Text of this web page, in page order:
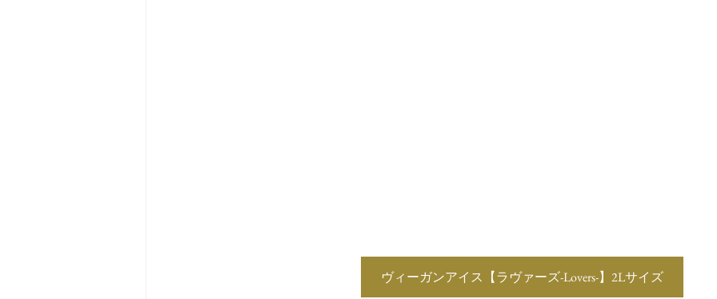
ヴィーガンアイス【ラヴァーズ-Lovers-】2Lサイズ